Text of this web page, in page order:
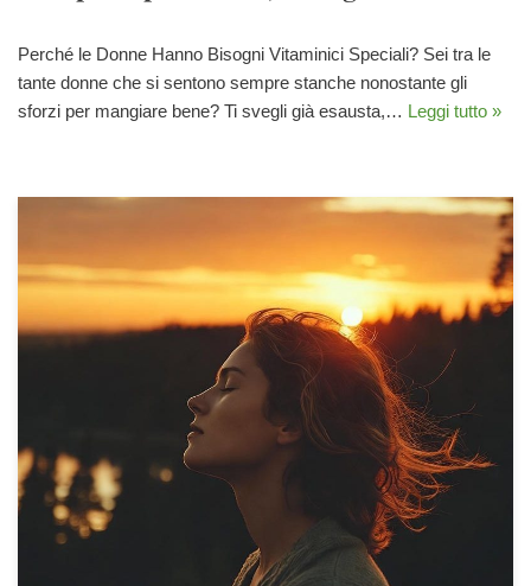
Perché le Donne Hanno Bisogni Vitaminici Speciali? Sei tra le
tante donne che si sentono sempre stanche nonostante gli
sforzi per mangiare bene? Ti svegli già esausta,… Leggi tutto »